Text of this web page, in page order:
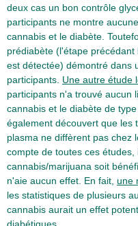
deux cas un bon contrôle
participants ne montre
cannabis et le diabète.
prédiabète (l'étape
est détectée) démontré dans
participants. Une autre étude
participants n'a trouvé aucun
cannabis et le diabète de type
également découvert que les
plasma ne diffèrent pas chez
compte de toutes ces
cannabis/marijuana soit
n'aie aucun effet. En fait, une
les statistiques de plusieurs
cannabis aurait un effet